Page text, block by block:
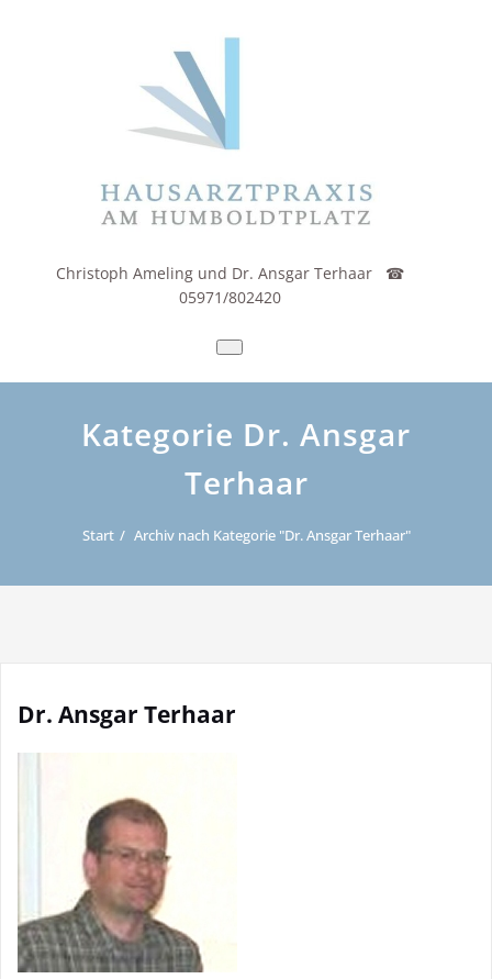
Christoph Ameling und Dr. Ansgar Terhaar ☎
05971/802420
Kategorie Dr. Ansgar
Terhaar
Start Archiv nach Kategorie "Dr. Ansgar Terhaar"
Dr. Ansgar Terhaar